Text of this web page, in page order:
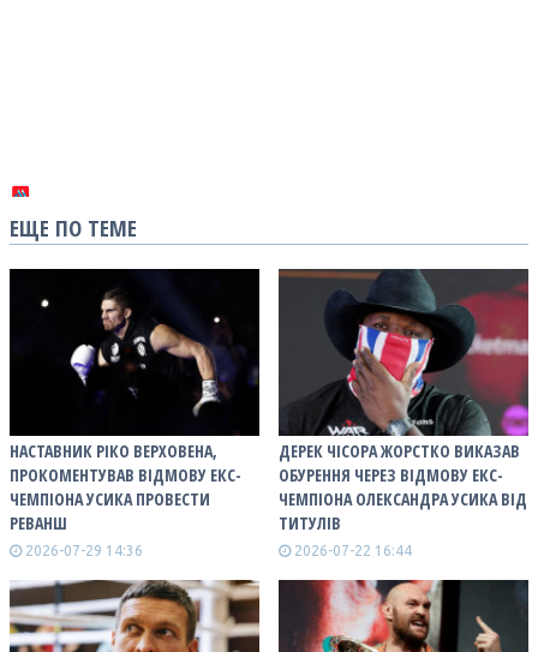
ЕЩЕ ПО ТЕМЕ
НАСТАВНИК РІКО ВЕРХОВЕНА,
ПРОКОМЕНТУВАВ ВІДМОВУ ЕКС-
ЧЕМПІОНА УСИКА ПРОВЕСТИ
РЕВАНШ
2026-07-29 14:36
ДЕРЕК ЧІСОРА ЖОРСТКО ВИКАЗАВ
ОБУРЕННЯ ЧЕРЕЗ ВІДМОВУ ЕКС-
ЧЕМПІОНА ОЛЕКСАНДРА УСИКА ВІД
ТИТУЛІВ
2026-07-22 16:44